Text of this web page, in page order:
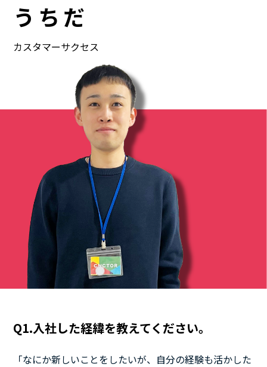
うちだ
カスタマーサクセス
Q1.入社した経緯を教えてください。
「なにか新しいことをしたいが、自分の経験も活かした